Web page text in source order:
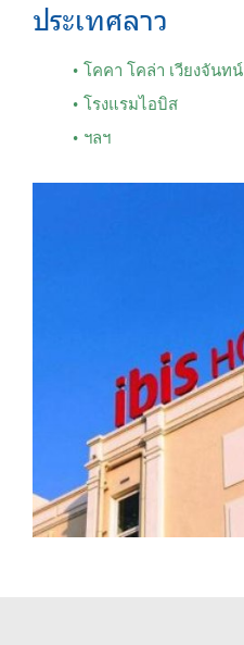
ประเทศลาว
โคคา โคล่า เวียงจันทน์
โรงแรมไอบิส
ฯลฯ